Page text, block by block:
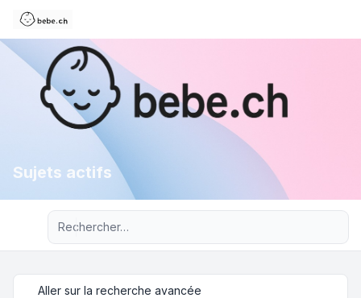
Sujets actifs
Recherche avancée
Aller sur la recherche avancée